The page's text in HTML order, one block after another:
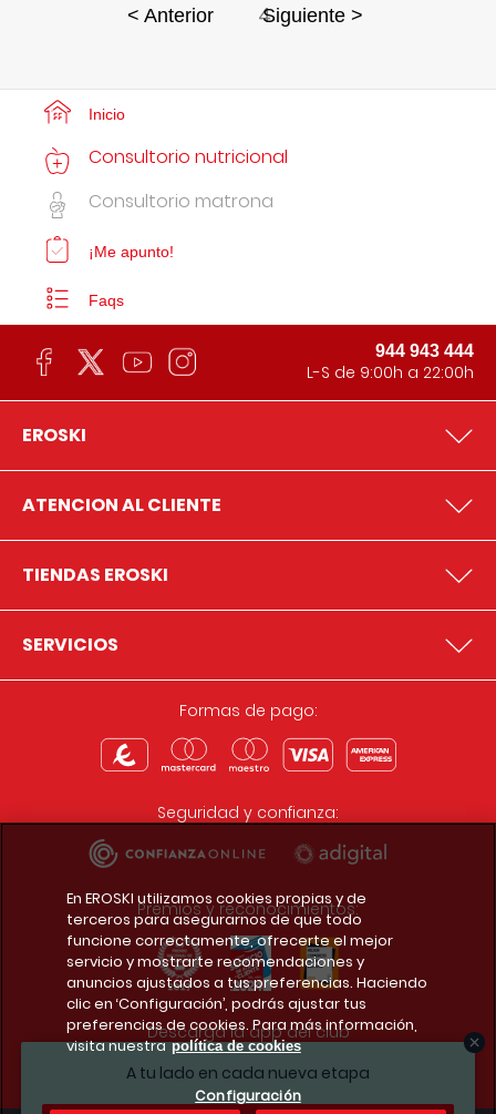
< Anterior 4
Siguiente >
A tu lado en cada nueva etapa
Inicio
Consultorio nutricional
Consultorio matrona
¡Me apunto!
Faqs
944 943 444
L-S de 9:00h a 22:00h
EROSKI
ATENCION AL CLIENTE
TIENDAS EROSKI
SERVICIOS
Formas de pago:
Seguridad y confianza:
Premios y reconocimientos:
Descarga la app del club
En EROSKI utilizamos cookies propias y de
terceros para asegurarnos de que todo
funcione correctamente, ofrecerte el mejor
servicio y mostrarte recomendaciones y
anuncios ajustados a tus preferencias. Haciendo
clic en ‘Configuración’, podrás ajustar tus
preferencias de cookies. Para más información,
visita nuestra política de cookies
Configuración